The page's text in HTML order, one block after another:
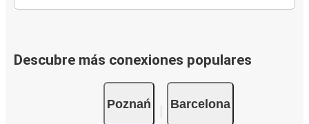
Descubre más conexiones populares
Poznań Barcelona